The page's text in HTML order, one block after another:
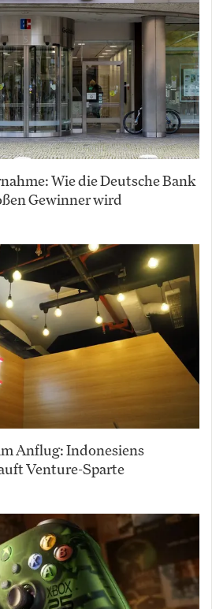
Wie die Deutsche Bank
Gewinner wird
Anflug: Indonesiens
Venture-Sparte